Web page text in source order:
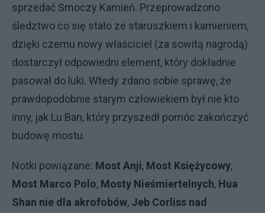
sprzedać Smoczy Kamień. Przeprowadzono
śledztwo co się stało ze staruszkiem i kamieniem,
dzięki czemu nowy właściciel (za sowitą nagrodą)
dostarczył odpowiedni element, który dokładnie
pasował do luki. Wtedy zdano sobie sprawę, że
prawdopodobnie starym człowiekiem był nie kto
inny, jak Lu Ban, który przyszedł pomóc zakończyć
budowę mostu.
Notki powiązane: Most Anji, Most Księżycowy,
Most Marco Polo, Mosty Nieśmiertelnych, Hua
Shan nie dla akrofobów, Jeb Corliss nad